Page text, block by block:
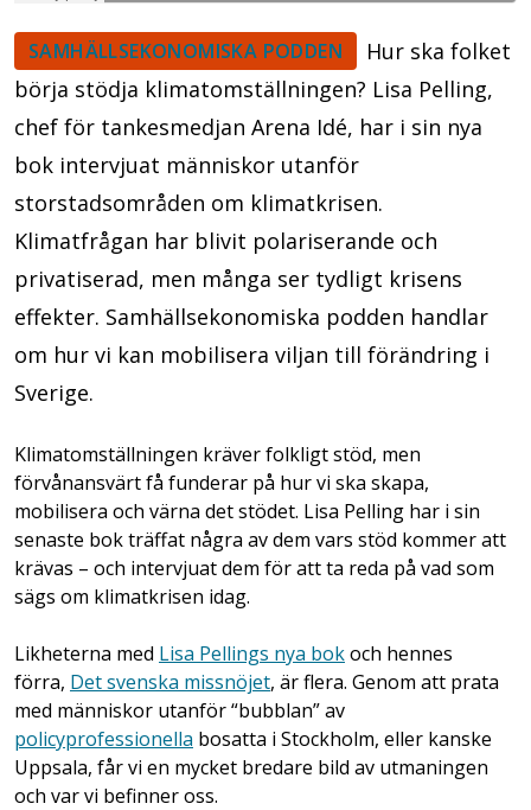
SAMHÄLLSEKONOMISKA PODDEN
Hur ska folket
börja stödja klimatomställningen? Lisa Pelling,
chef för tankesmedjan Arena Idé, har i sin nya
bok intervjuat människor utanför
storstadsområden om klimatkrisen.
Klimatfrågan har blivit polariserande och
privatiserad, men många ser tydligt krisens
effekter. Samhällsekonomiska podden handlar
om hur vi kan mobilisera viljan till förändring i
Sverige.
Klimatomställningen kräver folkligt stöd, men
förvånansvärt få funderar på hur vi ska skapa,
mobilisera och värna det stödet. Lisa Pelling har i sin
senaste bok träffat några av dem vars stöd kommer att
krävas – och intervjuat dem för att ta reda på vad som
sägs om klimatkrisen idag.
Likheterna med Lisa Pellings nya bokoch hennes
förra, Det svenska missnöjet, är flera. Genom att prata
med människor utanför “bubblan” av
policyprofessionella bosatta i Stockholm, eller kanske
Uppsala, får vi en mycket bredare bild av utmaningen
och var vi befinner oss.